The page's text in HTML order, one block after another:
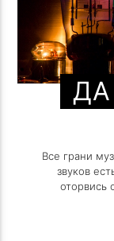
ДА
Все грани
звуков
оторвись